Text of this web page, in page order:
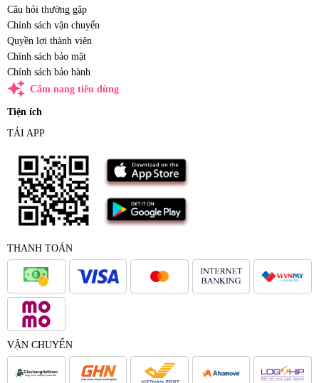
Câu hỏi thường gặp
Chính sách vận chuyển
Quyền lợi thành viên
Chính sách bảo mật
Chính sách bảo hành
auto_awesome Cẩm nang tiêu dùng
Tiện ích
TẢI APP
THANH TOÁN
VẬN CHUYỂN